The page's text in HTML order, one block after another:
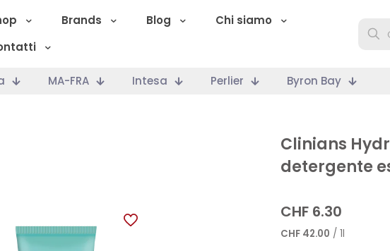
Brands Blog
Chi siamo
MA-FRA Intesa Perlier Byron Bay
Clinians
detergente
CHF 6.30
CHF 42.00 / 1l